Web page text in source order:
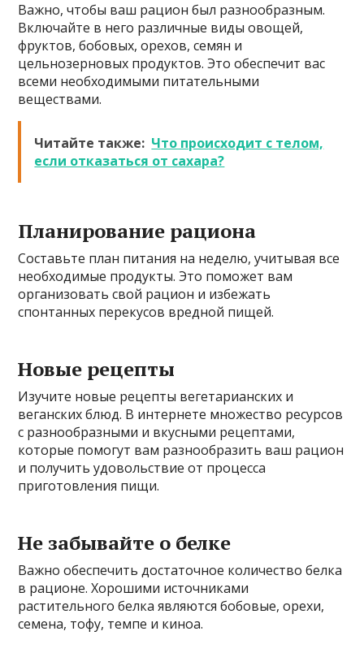
Важно, чтобы ваш рацион был разнообразным.
Включайте в него различные виды овощей,
фруктов, бобовых, орехов, семян и
цельнозерновых продуктов. Это обеспечит вас
всеми необходимыми питательными
веществами.
Читайте также: Что происходит с телом,
если отказаться от сахара?
Планирование рациона
Составьте план питания на неделю, учитывая все
необходимые продукты. Это поможет вам
организовать свой рацион и избежать
спонтанных перекусов вредной пищей.
Новые рецепты
Изучите новые рецепты вегетарианских и
веганских блюд. В интернете множество ресурсов
с разнообразными и вкусными рецептами,
которые помогут вам разнообразить ваш рацион
и получить удовольствие от процесса
приготовления пищи.
Не забывайте о белке
Важно обеспечить достаточное количество белка
в рационе. Хорошими источниками
растительного белка являются бобовые, орехи,
семена, тофу, темпе и киноа.